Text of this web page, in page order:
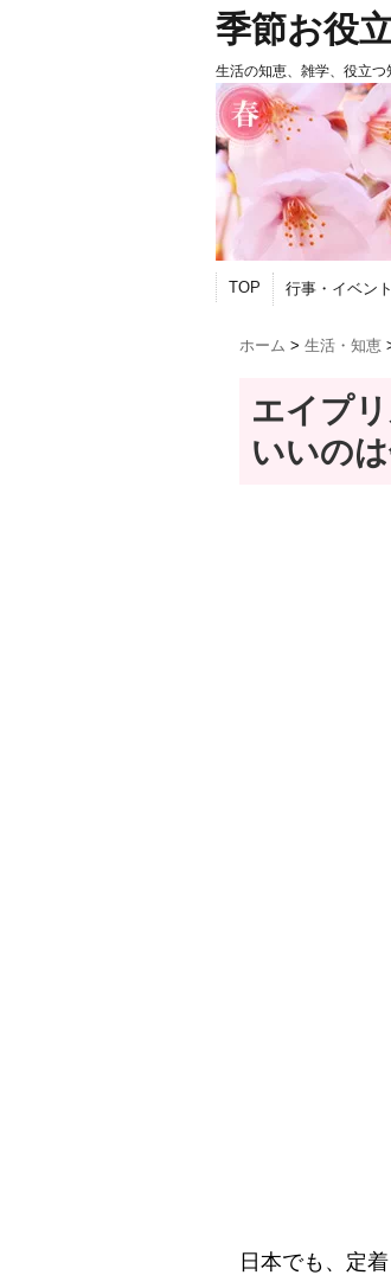
季節お役
生活の知恵、雑学、役立つ
TOP 行事・イベント
ホーム > 生活・知恵
エイプ
いいの
日本でも、定